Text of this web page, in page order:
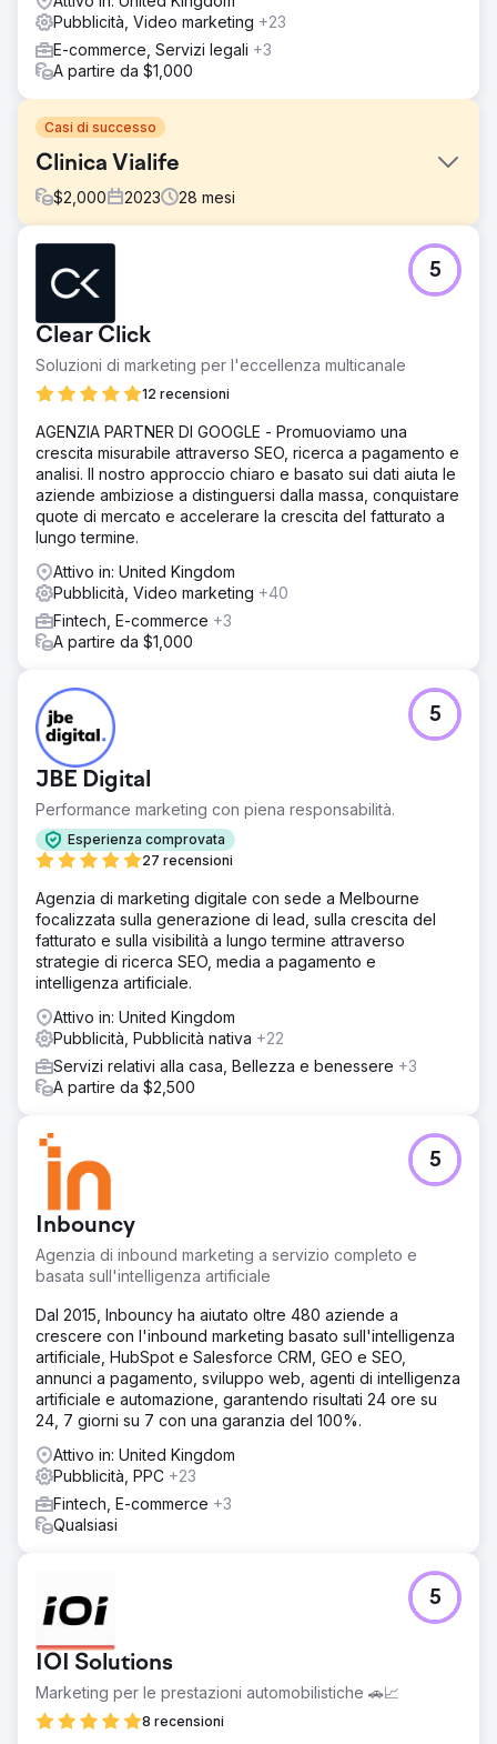
Pubblicità, Video marketing +23
E-commerce, Servizi legali +3
A partire da $1,000
Casi di successo
Clinica Vialife
$2,000 2023 28 mesi
Crescita dei pazienti internazionali – Caso di studio 🎯
Cosa era necessario? • Generare una domanda
qualificata di pazienti internazionali nel trapianto di capelli,
estetica e odontoiatria • Ridurre i costi CPL e di
appuntamento, aumentare il ROAS • Stabilire un modello
di prestazioni multilingue, multi-paese e scalabile •
Aumentare la fiducia e la persuasione con una
produzione professionale (video e fotografia) a supporto
della pubblicità
Soluzione
🧭 Cosa abbiamo fatto? (Approccio Lein) • Architettura
delle prestazioni: Meta Ads + Ricerca Google + tunnel di
conversione basato su WhatsApp • Impostazioni basate
sui servizi: Set di campagne e messaggi separati per
Trapianto di capelli / Estetica / Dentista • Localizzazione:
Abbiamo adattato la lingua/messaggio/creatività al paese
di destinazione e al servizio • Ottimizzazione rapida: Test
A/B creativi e di atterraggio, aggiustamenti settimanali
Presentazione del medico nell'ambiente clinico,
testimonianza del paziente, set di video e foto
prima/dopo; pubblicità e atterraggio
Risultato
Risultati e valore: Lein Digital ha implementato un modello
di crescita delle prestazioni basato sui servizi, multilingue
e supportato dalla produzione per Vialife Clinic. Risultati
previsti: CPL ↓, costo degli appuntamenti ↓, ROAS ↑ e un
flusso di pazienti internazionale scalabile. • Spesa
(mensile): $ 8.000 • Lead (Modulo + WhatsApp): 1.680
(Ø) • CPL (Ø): $ 7 • Conversione degli appuntamenti (Ø):
26-32% • Ricavi per paziente (Ø): $ 3.500-$ 4.800 (a
seconda del servizio) • ROAS (Ø): 8-10 volte
Vai alla pagina agenzia
Clear Click
Soluzioni di marketing per l'eccellenza multicanale
12 recensioni
5
AGENZIA PARTNER DI GOOGLE - Promuoviamo una
crescita misurabile attraverso SEO, ricerca a pagamento e
analisi. Il nostro approccio chiaro e basato sui dati aiuta le
aziende ambiziose a distinguersi dalla massa, conquistare
quote di mercato e accelerare la crescita del fatturato a
lungo termine.
Attivo in: United Kingdom
Pubblicità, Video marketing +40
Fintech, E-commerce +3
A partire da $1,000
JBE Digital
Performance marketing con piena responsabilità.
Esperienza comprovata
27 recensioni
5
Agenzia di marketing digitale con sede a Melbourne
focalizzata sulla generazione di lead, sulla crescita del
fatturato e sulla visibilità a lungo termine attraverso
strategie di ricerca SEO, media a pagamento e
intelligenza artificiale.
Attivo in: United Kingdom
Pubblicità, Pubblicità nativa +22
Servizi relativi alla casa, Bellezza e benessere +3
A partire da $2,500
Inbouncy
Agenzia di inbound marketing a servizio completo e
basata sull'intelligenza artificiale
5
Dal 2015, Inbouncy ha aiutato oltre 480 aziende a
crescere con l'inbound marketing basato sull'intelligenza
artificiale, HubSpot e Salesforce CRM, GEO e SEO,
annunci a pagamento, sviluppo web, agenti di intelligenza
artificiale e automazione, garantendo risultati 24 ore su
24, 7 giorni su 7 con una garanzia del 100%.
Attivo in: United Kingdom
Pubblicità, PPC +23
Fintech, E-commerce +3
Qualsiasi
IOI Solutions
Marketing per le prestazioni automobilistiche 🚗📈
8 recensioni
5